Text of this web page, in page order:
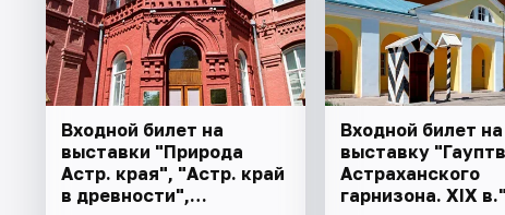
Входной билет на
выставки "Природа
Астр. края", "Астр. край
в древности",
Входной билет на
выставку
Астраханского
гарнизона. XIX в."